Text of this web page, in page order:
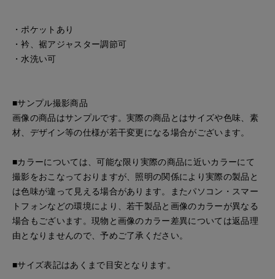
・ポケットあり
・衿、裾アジャスター調節可
・水洗い可
■サンプル撮影商品
画像の商品はサンプルです。実際の商品とはサイズや色味、素
材、デザイン等の仕様が若干変更になる場合がございます。
■カラーについては、可能な限り実際の商品に近いカラーにて
撮影をおこなっておりますが、照明の関係により実際の製品と
は色味が違って見える場合があります。またパソコン・スマー
トフォンなどの環境により、若干製品と画像のカラーが異なる
場合もございます。現物と画像のカラー差異については返品理
由となりませんので、予めご了承ください。
■サイズ表記はあくまで目安となります。